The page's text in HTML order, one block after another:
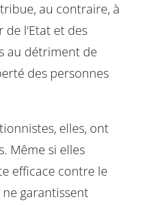
au contraire, à
l’Etat et des
au détriment de
des personnes
elles, ont
Même si elles
efficace contre le
garantissent